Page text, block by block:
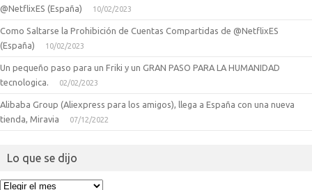
@NetflixES (España)
10/02/2023
Como Saltarse la Prohibición de Cuentas Compartidas de @NetflixES
(España)
10/02/2023
Un pequeño paso para un Friki y un GRAN PASO PARA LA HUMANIDAD
tecnologica.
02/02/2023
Alibaba Group (Aliexpress para los amigos), llega a España con una nueva
tienda, Miravia
07/12/2022
Lo que se dijo
Lo